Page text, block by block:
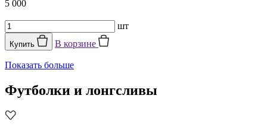
5 000
шт
Купить В корзине
Показать больше
Футболки и лонгсливы